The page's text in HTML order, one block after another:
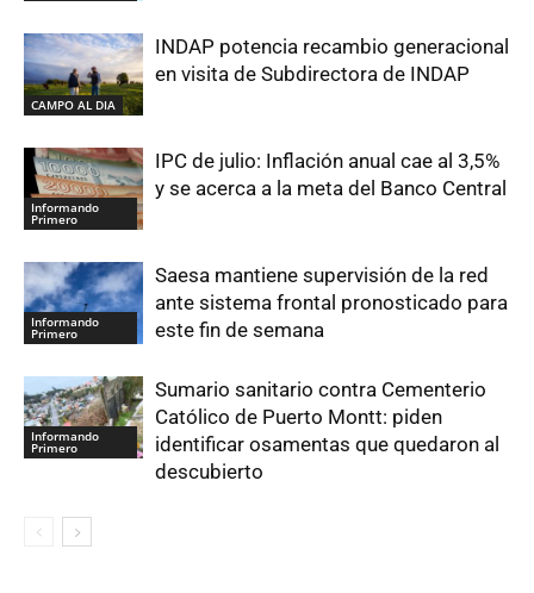
CAMPO AL DIA
INDAP potencia recambio generacional
en visita de Subdirectora de INDAP
Informando
Primero
IPC de julio: Inflación anual cae al 3,5%
y se acerca a la meta del Banco Central
Informando
Primero
Saesa mantiene supervisión de la red
ante sistema frontal pronosticado para
este fin de semana
Informando
Primero
Sumario sanitario contra Cementerio
Católico de Puerto Montt: piden
identificar osamentas que quedaron al
descubierto